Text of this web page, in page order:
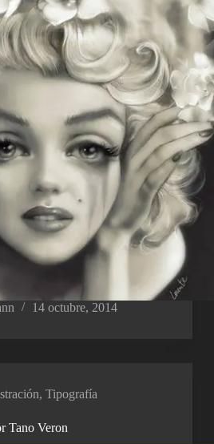
14 octubre, 2014
, Tipografía
Tano Veron